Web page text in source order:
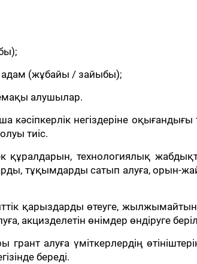
адам (жұбайы / зайыбы);
алушылар.
кәсіпкерлік негіздеріне
тиіс.
құралдарын, технологиялық
тұқымдарды сатып алуға, орын-
қарыздарды өтеуге,
акцизделетін өнімдер өндіруге
алуға үміткерлердің
береді.